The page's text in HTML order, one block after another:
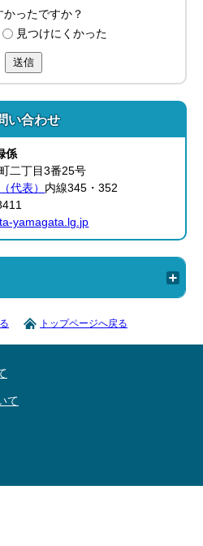
ったですか？
見つけにくかった
送信
い合わせ
係
二丁目3番25号
代表） 内線345・352
yamagata.lg.jp
トップページへ戻る
て